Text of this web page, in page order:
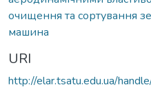
очищення та сортування
машина
URI
http://elar.tsatu.edu.ua/